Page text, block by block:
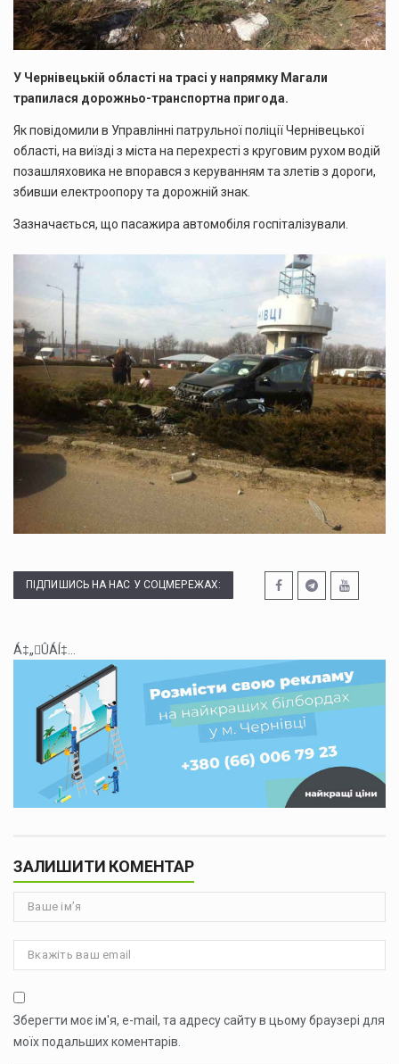
У Чернівецькій області на трасі у напрямку Магали
трапилася дорожньо-транспортна пригода.
Як повідомили в Управлінні патрульної поліції Чернівецької
області, на виїзді з міста на перехресті з круговим рухом водій
позашляховика не впорався з керуванням та злетів з дороги,
збивши електроопору та дорожній знак.
Зазначається, що пасажира автомобіля госпіталізували.
ПІДПИШИСЬ НА НАС У СОЦМЕРЕЖАХ:
Á‡„ÛÁÍ‡...
ЗАЛИШИТИ КОМЕНТАР
Зберегти моє ім'я, e-mail, та адресу сайту в цьому браузері для
моїх подальших коментарів.